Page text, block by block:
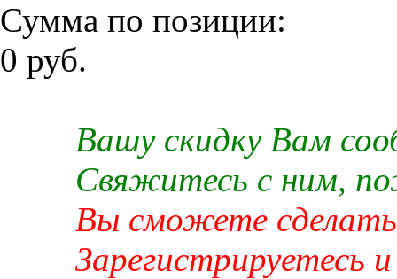
Сумма по позиции:
0 руб.
Вашу скидку Вам
Свяжитесь с ним,
Вы сможете сделать
Зарегистрируетесь